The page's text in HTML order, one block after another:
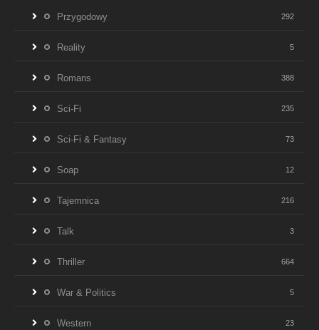
Przygodowy 292
Reality 5
Romans 388
Sci-Fi 235
Sci-Fi & Fantasy 73
Soap 12
Tajemnica 216
Talk 3
Thriller 664
War & Politics 5
Western 23